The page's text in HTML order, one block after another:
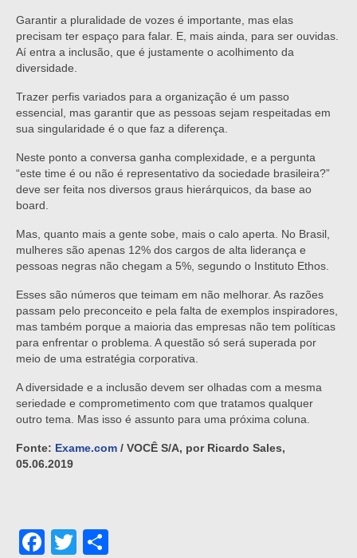
Garantir a pluralidade de vozes é importante, mas elas
precisam ter espaço para falar. E, mais ainda, para ser ouvidas.
Aí entra a inclusão, que é justamente o acolhimento da
diversidade.
Trazer perfis variados para a organização é um passo
essencial, mas garantir que as pessoas sejam respeitadas em
sua singularidade é o que faz a diferença.
Neste ponto a conversa ganha complexidade, e a pergunta
“este time é ou não é representativo da sociedade brasileira?”
deve ser feita nos diversos graus hierárquicos, da base ao
board.
Mas, quanto mais a gente sobe, mais o calo aperta. No Brasil,
mulheres são apenas 12% dos cargos de alta liderança e
pessoas negras não chegam a 5%, segundo o Instituto Ethos.
Esses são números que teimam em não melhorar. As razões
passam pelo preconceito e pela falta de exemplos inspiradores,
mas também porque a maioria das empresas não tem políticas
para enfrentar o problema. A questão só será superada por
meio de uma estratégia corporativa.
A diversidade e a inclusão devem ser olhadas com a mesma
seriedade e comprometimento com que tratamos qualquer
outro tema. Mas isso é assunto para uma próxima coluna.
Fonte: Exame.com / VOCÊ S/A, por Ricardo Sales,
05.06.2019
Facebook
Twitter